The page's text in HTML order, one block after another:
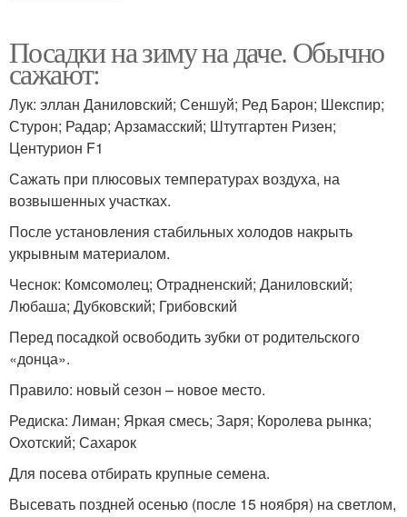
Посадки на зиму на даче. Обычно
сажают:
Лук: эллан Даниловский; Сеншуй; Ред Барон; Шекспир;
Стурон; Радар; Арзамасский; Штутгартен Ризен;
Центурион F1
Сажать при плюсовых температурах воздуха, на
возвышенных участках.
После установления стабильных холодов накрыть
укрывным материалом.
Чеснок: Комсомолец; Отрадненский; Даниловский;
Любаша; Дубковский; Грибовский
Перед посадкой освободить зубки от родительского
«донца».
Правило: новый сезон – новое место.
Редиска: Лиман; Яркая смесь; Заря; Королева рынка;
Охотский; Сахарок
Для посева отбирать крупные семена.
Высевать поздней осенью (после 15 ноября) на светлом,